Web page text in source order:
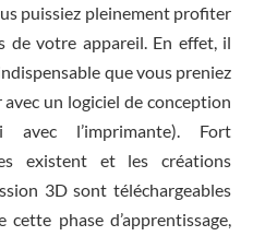
puissiez pleinement profiter
de votre appareil. En effet, il
que vous preniez
un logiciel de conception
avec l’imprimante). Fort
existent et les créations
3D sont téléchargeables
phase d’apprentissage,